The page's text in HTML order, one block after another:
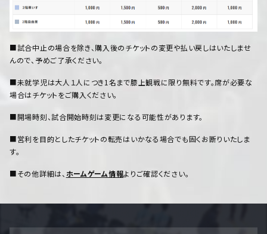
■試合中止の場合を除き、購入後のチケットの変更や払い戻しはいたしませ
んので、予めご了承ください。
■未就学児は大人１人につき1名まで膝上観戦に限り無料です。席が必要な
場合はチケットをご購入ください。
■開場時刻、試合開始時刻は変更になる可能性があります。
■営利を目的としたチケットの転売はいかなる場合でも固くお断りいたしま
す。
■その他詳細は、 ホームゲーム情報よりご確認ください。